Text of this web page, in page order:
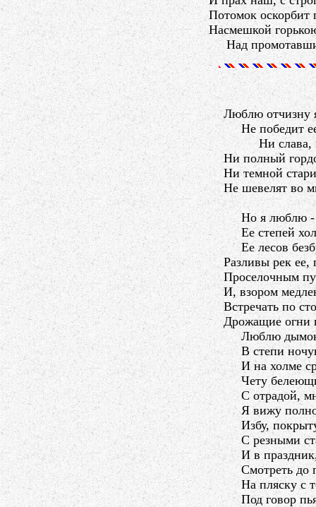
Потомок оскорбит
Насмешкой
Над
Люблю отчизну
Не победит ее
Ни слава,
Ни полный
Ни темной
Не шевелят во
Но я люблю -
Ее степей
Ее лесов
Разливы рек
Проселочным
И, взором
Встречать по
Дрожащие огни
Люблю дымок
В степи
И на холме
Чету
С отрадой,
Я вижу
Избу,
С резными
И в праздник,
Смотреть до
На пляску с
Под говор